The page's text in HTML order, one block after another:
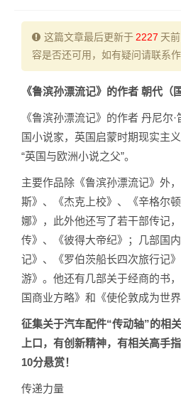
这篇文章最后更新于 2227 天
容是否还可用，如有疑问请联系作
《鲁滨孙漂流记》的作者 朝代（
《鲁滨孙漂流记》的作者 丹尼尔
国小说家，英国启蒙时期现实主
“英国与欧洲小说之父”。
主要作品除《鲁滨孙漂流记》外
斯》、《杰克上校》、《辛格尔
娜》，此外他还写了若干部传记
传》、《彼得大帝纪》；几部国
记》、《罗伯茨船长四次旅行记
游》。他还有几部关于经商的书
国商业方略》和《使伦敦成为世
征集关于汽车配件“传动轴”的相
上口，有创新精神，有相关高手
10分悬赏！
传递力量